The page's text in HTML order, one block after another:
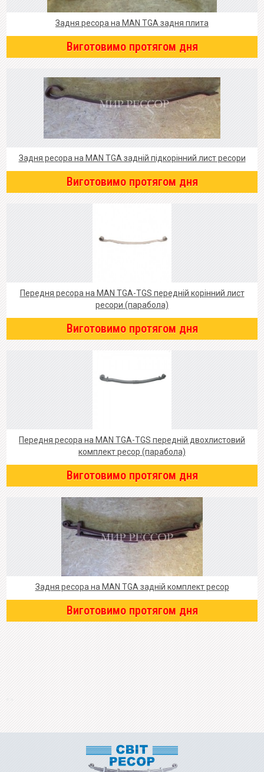
Задня ресора на MAN TGA задня плита
Виготовимо протягом дня
Задня ресора на MAN TGA задній підкорінний лист ресори
Виготовимо протягом дня
Передня ресора на MAN TGA-TGS передній корінний лист
ресори (парабола)
Виготовимо протягом дня
Передня ресора на MAN TGA-TGS передній двохлистовий
комплект ресор (парабола)
Виготовимо протягом дня
Задня ресора на MAN TGA задній комплект ресор
Виготовимо протягом дня